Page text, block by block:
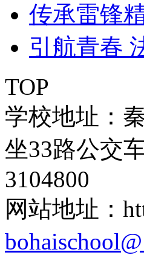
传承雷锋
引航青春
TOP
学校地址：
坐33路公交
3104800
网站地址：